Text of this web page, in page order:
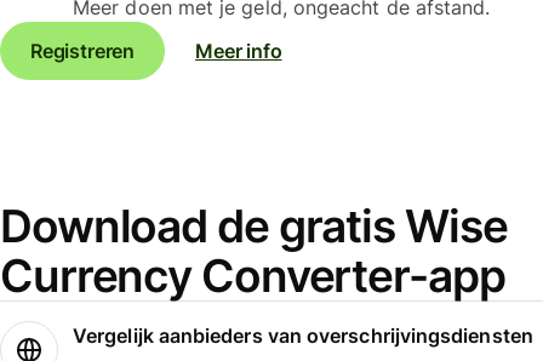
Meer doen met je geld, ongeacht de afstand.
Registreren
Meer info
Download de gratis Wise
Currency Converter-app
Vergelijk aanbieders van overschrijvingsdiensten